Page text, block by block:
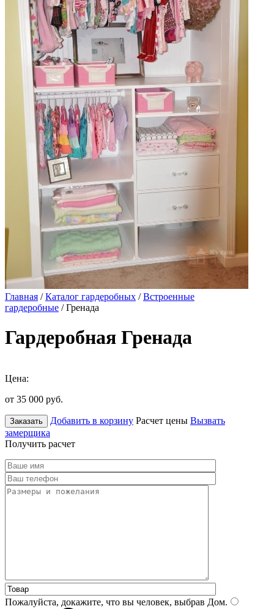
Главная /Каталог гардеробных /Встроенные
гардеробные / Гренада
Гардеробная Гренада
Цена:
от 35 000 руб.
Заказать Добавить в корзину Расчет цены Вызвать
замерщика
Получить расчет
Пожалуйста, докажите, что вы человек, выбрав Дом.